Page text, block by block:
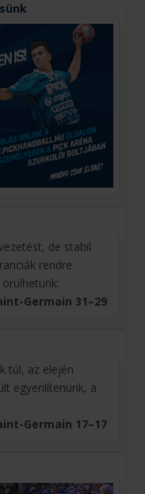
de stabil
rendre
Germain 31–29
túl, az elején
egyenlítenünk, a
Germain 17–17